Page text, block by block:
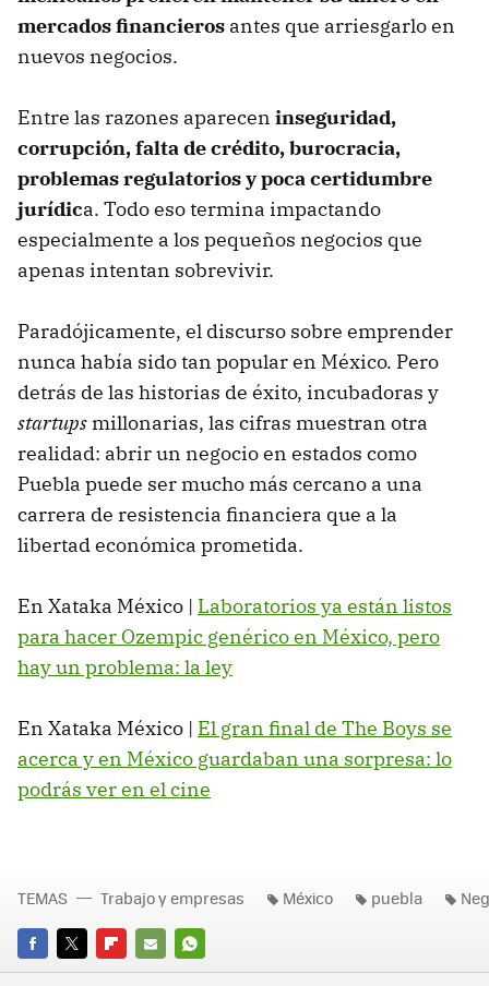
mercados financieros antes que arriesgarlo en
nuevos negocios.
Entre las razones aparecen inseguridad,
corrupción, falta de crédito, burocracia,
problemas regulatorios y poca certidumbre
jurídica. Todo eso termina impactando
especialmente a los pequeños negocios que
apenas intentan sobrevivir.
Paradójicamente, el discurso sobre emprender
nunca había sido tan popular en México. Pero
detrás de las historias de éxito, incubadoras y
startups millonarias, las cifras muestran otra
realidad: abrir un negocio en estados como
Puebla puede ser mucho más cercano a una
carrera de resistencia financiera que a la
libertad económica prometida.
En Xataka México | Laboratorios ya están listos
para hacer Ozempic genérico en México, pero
hay un problema: la ley
En Xataka México | El gran final de The Boys se
acerca y en México guardaban una sorpresa: lo
podrás ver en el cine
FACEBOOK
TWITTERFLIPBOARD
E-
WHATSAPP
TEMAS Trabajo y empresas México puebla